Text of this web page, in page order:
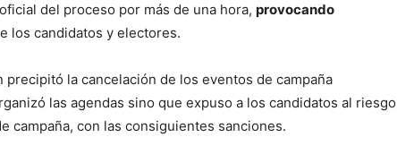
del proceso por más de una hora, provocando
los candidatos y electores.
precipitó la cancelación de los eventos de campaña
las agendas sino que expuso a los candidatos al riesgo
campaña, con las consiguientes sanciones.